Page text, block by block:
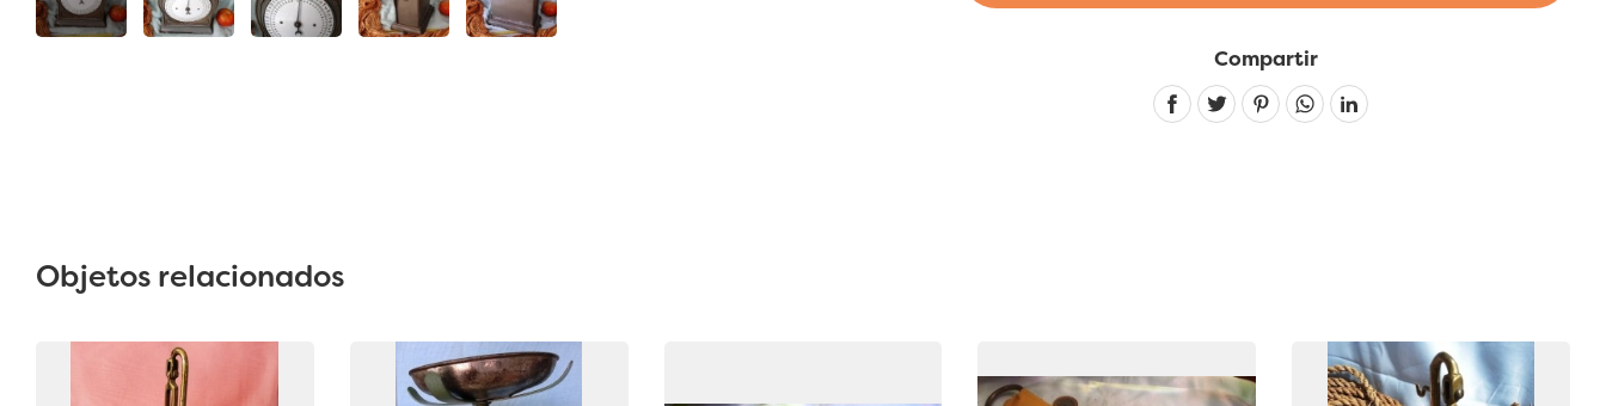
Compartir
Linkedin
Objetos relacionados